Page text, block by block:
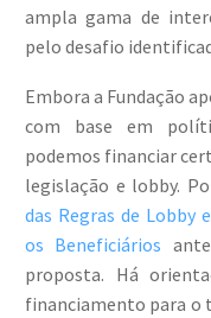
ampla gama de
pelo desafio
Embora a Fundação
com base em
podemos financiar
legislação e lobby.
das Regras de Lobby
os Beneficiários
proposta. Há
financiamento para o